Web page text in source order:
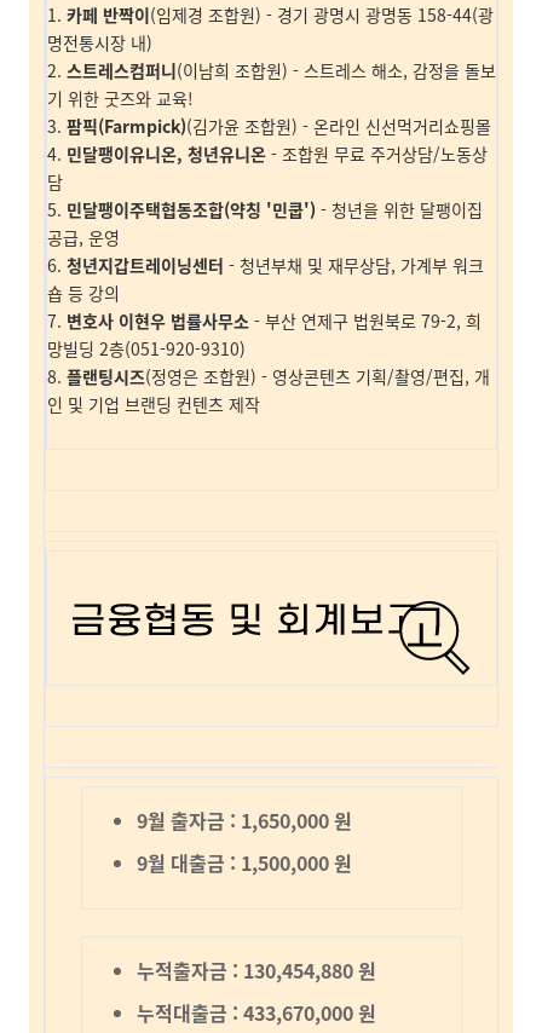
1. 카페 반짝이(임제경 조합원) - 경기 광명시 광명동 158-44(광
명전통시장 내)
2. 스트레스컴퍼니(이남희 조합원) - 스트레스 해소, 감정을 돌보
기 위한 굿즈와 교육!
3. 팜픽(Farmpick)(김가윤 조합원) - 온라인 신선먹거리쇼핑몰
4. 민달팽이유니온, 청년유니온 - 조합원 무료 주거상담/노동상
담
5. 민달팽이주택협동조합(약칭 '민쿱') - 청년을 위한 달팽이집
공급, 운영
6. 청년지갑트레이닝센터 - 청년부채 및 재무상담, 가계부 워크
숍 등 강의
7. 변호사 이현우 법률사무소 - 부산 연제구 법원북로 79-2, 희
망빌딩 2층(051-920-9310)
8. 플랜팅시즈(정영은 조합원) - 영상콘텐츠 기획/촬영/편집, 개
인 및 기업 브랜딩 컨텐츠 제작
9월 출자금 : 1,650,000 원
9월 대출금 : 1,500,000 원
누적출자금 : 130,454,880원
누적대출금 : 433,670,000 원